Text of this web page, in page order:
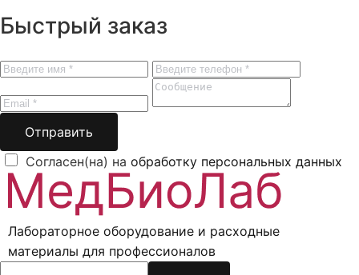
Быстрый заказ
Отправить
Согласен(на) на обработку персональных данных
Лабораторное оборудование и расходные
материалы для профессионалов